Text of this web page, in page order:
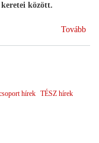
között.
Tovább
hírek TÉSZ hírek